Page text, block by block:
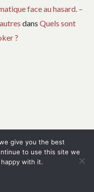
face au hasard. –
dans Quels sont
?
give you the best
to use this site we
with it.